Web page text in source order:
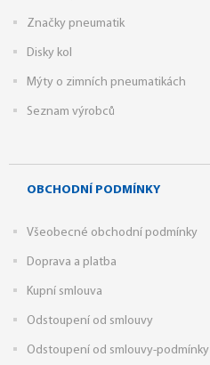
Značky pneumatik
Disky kol
Mýty o zimních pneumatikách
Seznam výrobců
OBCHODNÍ PODMÍNKY
Všeobecné obchodní podmínky
Doprava a platba
Kupní smlouva
Odstoupení od smlouvy
Odstoupení od smlouvy-podmínky